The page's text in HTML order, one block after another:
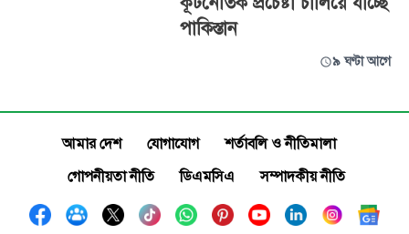
পাকিস্তান
৯ ঘণ্টা আগে
আমার দেশ যোগাযোগ
শর্তাবলি ও নীতিমালা
গোপনীয়তা নীতি
ডিএমসিএ সম্পাদকীয় নীতি